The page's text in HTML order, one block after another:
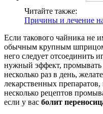
Читайте также:
Причины и лечение
Если такового чайника не
обычным крупным
него следует отсоединить
нужный эффект, промывать
несколько раз в день,
лекарственных
несколько рецептов
если у вас болит